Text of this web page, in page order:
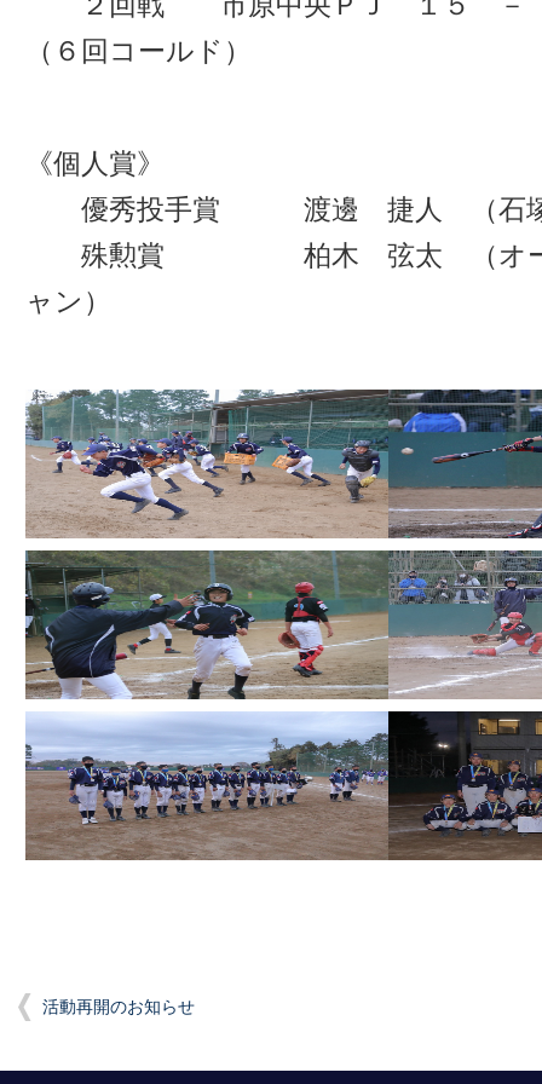
（６回コールド）
《個人賞》
優秀投手賞 渡邊 捷人 （石塚
殊勲賞 柏木 弦太 （オール
ャン）
活動再開のお知らせ